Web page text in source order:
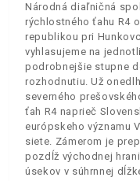
Národná diaľničná
rýchlostného ťahu R4
republikou pri
vyhlasujeme na
podrobnejšie stupne
rozhodnutiu. Už
severného
ťah R4 naprieč
európskeho významu
siete. Zámerom je
pozdĺž východnej
úsekov v súhrnnej